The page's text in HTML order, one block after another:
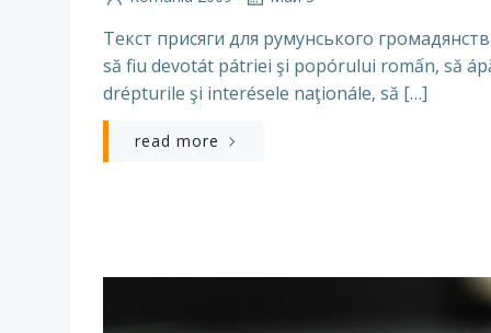
Текст присяги для румунського
să fiu devotát pátriei şi popórului romấn, să
drépturile şi interésele naţionále, să […]
read more